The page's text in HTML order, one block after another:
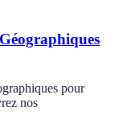
pour
nos